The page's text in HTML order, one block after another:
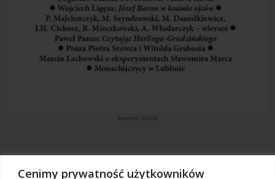
Cenimy prywatność użytkowników
Akcent nr 3/2026